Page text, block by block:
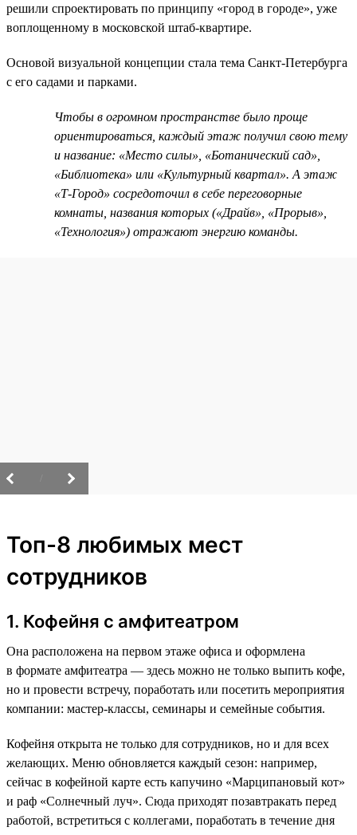
решили спроектировать по принципу «город в городе», уже
воплощенному в московской штаб-квартире.
Основой визуальной концепции стала тема Санкт-Петербурга
с его садами и парками.
Чтобы в огромном пространстве было проще
ориентироваться, каждый этаж получил свою тему
и название: «Место силы», «Ботанический сад»,
«Библиотека» или «Культурный квартал». А этаж
«Т-Город» сосредоточил в себе переговорные
комнаты, названия которых («Драйв», «Прорыв»,
«Технология») отражают энергию команды.
Топ-8 любимых мест
сотрудников
1. Кофейня с амфитеатром
Она расположена на первом этаже офиса и оформлена
в формате амфитеатра — здесь можно не только выпить кофе,
но и провести встречу, поработать или посетить мероприятия
компании: мастер-классы, семинары и семейные события.
Кофейня открыта не только для сотрудников, но и для всех
желающих. Меню обновляется каждый сезон: например,
сейчас в кофейной карте есть капучино «Марципановый кот»
и раф «Солнечный луч». Сюда приходят позавтракать перед
работой, встретиться с коллегами, поработать в течение дня